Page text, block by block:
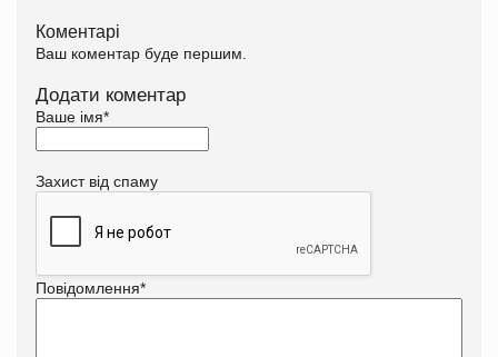
Коментарі
Ваш коментар буде першим.
Додати коментар
Ваше імя*
Захист від спаму
Повідомлення*